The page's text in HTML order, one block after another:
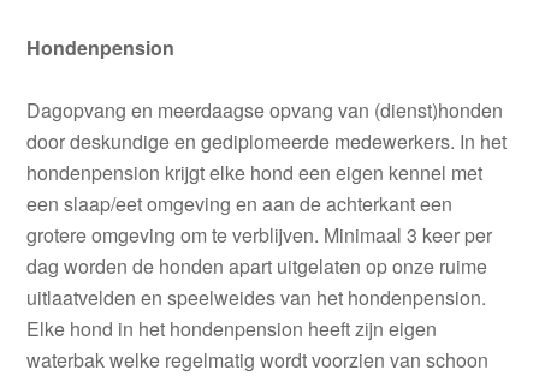
Hondenpension
Dagopvang en meerdaagse opvang van (dienst)honden
door deskundige en gediplomeerde medewerkers. In het
hondenpension krijgt elke hond een eigen kennel met
een slaap/eet omgeving en aan de achterkant een
grotere omgeving om te verblijven. Minimaal 3 keer per
dag worden de honden apart uitgelaten op onze ruime
uitlaatvelden en speelweides van het hondenpension.
Elke hond in het hondenpension heeft zijn eigen
waterbak welke regelmatig wordt voorzien van schoon